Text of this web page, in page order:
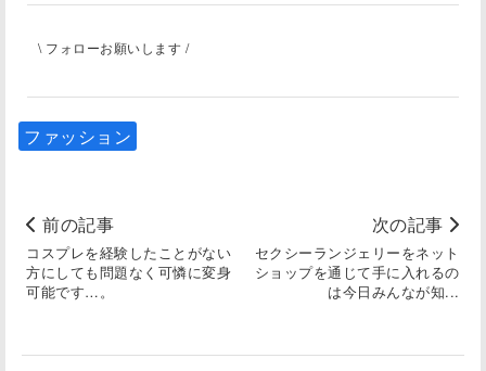
\ フォローお願いします /
ファッション
前の記事
コスプレを経験したことがない
方にしても問題なく可憐に変身
可能です…。
次の記事
セクシーランジェリーをネット
ショップを通じて手に入れるの
は今日みんなが知...